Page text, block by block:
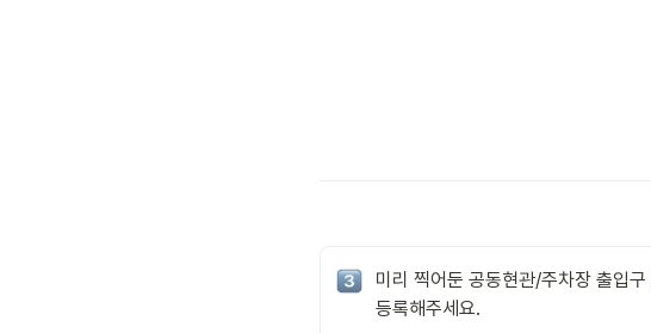
미리 찍어둔 공동현관/주차장 출입
등록해주세요.